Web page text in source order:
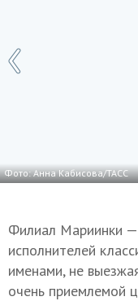
Фото: Анна Кабисова/ТАСС
Филиал Мариинки
исполнителей
именами, не
очень приемлемой